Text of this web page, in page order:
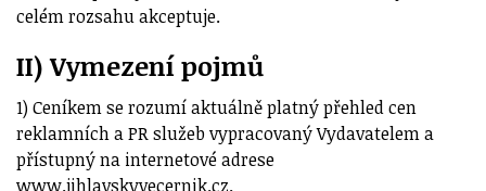
celém rozsahu akceptuje.
II) Vymezení pojmů
1) Ceníkem se rozumí aktuálně platný přehled cen
reklamních a PR služeb vypracovaný Vydavatelem a
přístupný na internetové adrese
www.jihlavskyvecernik.cz.